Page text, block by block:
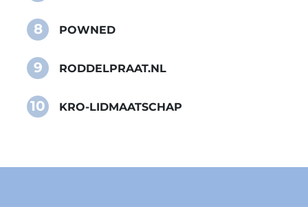
8 POWNED
9 RODDELPRAAT.NL
10 KRO-LIDMAATSCHAP